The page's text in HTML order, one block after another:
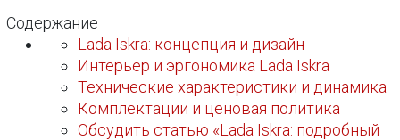
Содержание
Lada Iskra: концепция и дизайн
Интерьер и эргономика Lada Iskra
Технические характеристики и динамика
Комплектации и ценовая политика
Обсудить статью «Lada Iskra: подробный